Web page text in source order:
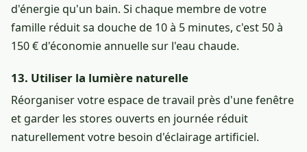
d'énergie qu'un bain. Si chaque membre de votre
famille réduit sa douche de 10 à 5 minutes, c'est 50 à
150 € d'économie annuelle sur l'eau chaude.
13. Utiliser la lumière naturelle
Réorganiser votre espace de travail près d'une fenêtre
et garder les stores ouverts en journée réduit
naturellement votre besoin d'éclairage artificiel.